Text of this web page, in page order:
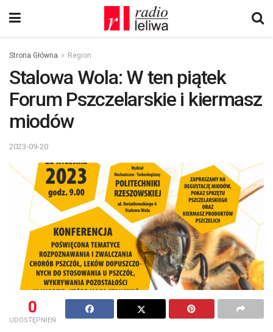
Strona Główna Region
Stalowa Wola: W ten piątek
Forum Pszczelarskie i kiermasz
miodów
2023-09-20
0
UDOSTĘPNIEŃ